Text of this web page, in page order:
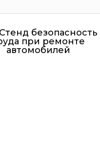
безопасность
при ремонте
автомобилей